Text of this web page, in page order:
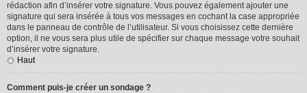
rédaction afin d’insérer votre signature. Vous pouvez également ajouter une
signature qui sera insérée à tous vos messages en cochant la case appropriée
dans le panneau de contrôle de l’utilisateur. Si vous choisissez cette dernière
option, il ne vous sera plus utile de spécifier sur chaque message votre souhait
d’insérer votre signature.
Haut
Comment puis-je créer un sondage ?